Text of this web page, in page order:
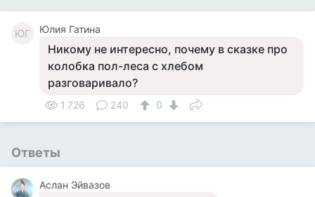
ЮГ Юлия Гатина
Никому не интересно, почему в сказке про
колобка пол-леса с хлебом
разговаривало?
1 726 240 0
Ответы
Аслан Эйвазов